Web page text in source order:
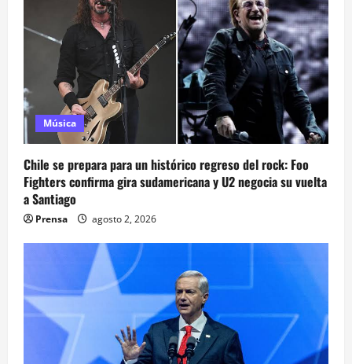
Música
Chile se prepara para un histórico regreso del rock: Foo
Fighters confirma gira sudamericana y U2 negocia su vuelta
a Santiago
Prensa agosto 2, 2026